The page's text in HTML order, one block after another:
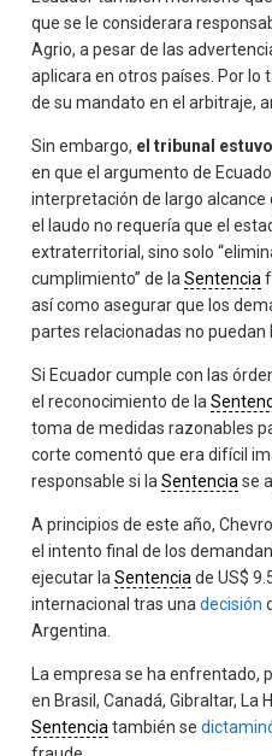
que se le considerara
Agrio, a pesar de las
aplicara en otros países. Por
de su mandato en el arbitraje,
Sin embargo, el tribunal
en que el argumento de
interpretación de largo alcance
el laudo no requería que el
extraterritorial, sino solo
cumplimiento” de laSentencia
así como asegurar que los
partes relacionadas no puedan
Si Ecuador cumple con las
el reconocimiento de la
toma de medidas razonables
corte comentó que era difícil
responsable si laSentencia se
A principios de este año,
el intento final de los
ejecutar laSentencia de US$
internacional tras unadecisión
Argentina.
La empresa se ha enfrentado,
en Brasil, Canadá, Gibraltar, La
Sentencia también se